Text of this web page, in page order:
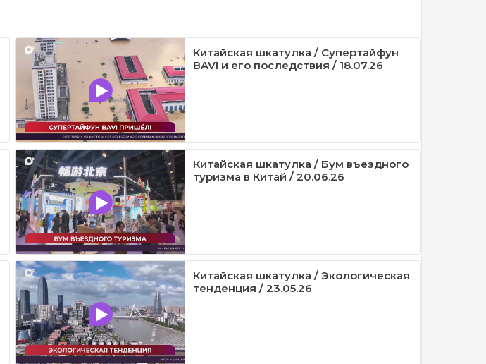
Китайская шкатулка / Супертайфун
BAVI и его последствия / 18.07.26
Китайская шкатулка / Бум въездного
туризма в Китай / 20.06.26
Китайская шкатулка / Экологическая
тенденция / 23.05.26